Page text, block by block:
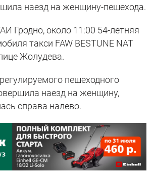
наезд на женщину-пешехода.
Гродно, около 11:00 54-летняя
такси FAW BESTUNE NAT
Жолудева.
пешеходного
наезд на женщину,
справа налево.